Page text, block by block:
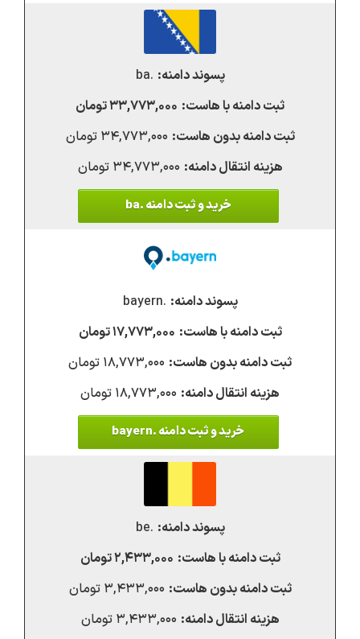
.ba
۳۳,۷۷۳,۰۰۰ تومان
۳۴,۷۷۳,۰۰۰ تومان
۳۴,۷۷۳,۰۰۰ تومان
خرید و ثبت دامنه .ba
.bayern
۱۷,۷۷۳,۰۰۰ تومان
۱۸,۷۷۳,۰۰۰ تومان
۱۸,۷۷۳,۰۰۰ تومان
خرید و ثبت دامنه .bayern
.be
۲,۴۳۳,۰۰۰ تومان
۳,۴۳۳,۰۰۰ تومان
۳,۴۳۳,۰۰۰ تومان